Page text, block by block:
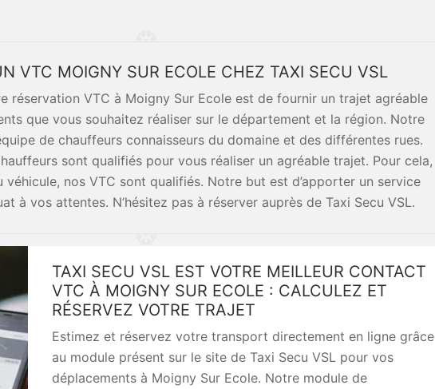
VTC MOIGNY SUR ECOLE CHEZ TAXI SECU VSL
réservation VTC à Moigny Sur Ecole est de fournir un trajet agréable
que vous souhaitez réaliser sur le département et la région. Notre
de chauffeurs connaisseurs du domaine et des différentes rues.
sont qualifiés pour vous réaliser un agréable trajet. Pour cela,
nos VTC sont qualifiés. Notre but est d’apporter un service
à vos attentes. N’hésitez pas à réserver auprès de Taxi Secu VSL.
TAXI SECU VSL EST VOTRE MEILLEUR CONTACT
VTC À MOIGNY SUR ECOLE : CALCULEZ ET
RÉSERVEZ VOTRE TRAJET
Estimez et réservez votre transport directement en ligne grâce
au module présent sur le site de Taxi Secu VSL pour vos
déplacements à Moigny Sur Ecole. Notre module de